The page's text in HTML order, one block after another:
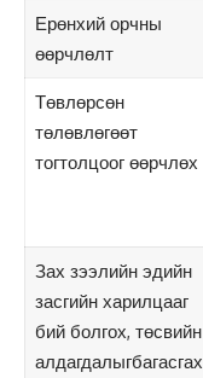
Ерөнхий орчны
өөрчлөлт
Төвлөрсөн
төлөвлөгөөт
тогтолцоог өөрчлөх
Зах зээлийн эдийн
засгийн харилцааг
бий болгох, төсвийн
алдагдалыгбагасгах